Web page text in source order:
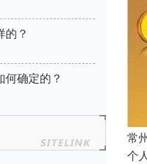
的？
确定的？
常
个